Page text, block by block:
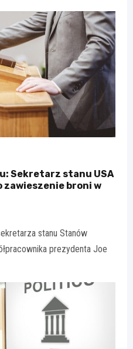
Sekretarz stanu USA
broni w
stanu Stanów
prezydenta Joe